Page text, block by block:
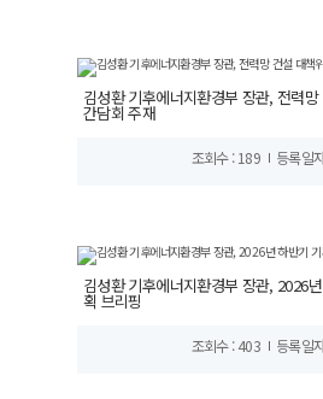
김성환 기후에너지환경부 장관, 전력
간담회 주재
조회수 : 189 등록일
김성환 기후에너지환경부 장관, 2026
획 브리핑
조회수 : 403 등록일